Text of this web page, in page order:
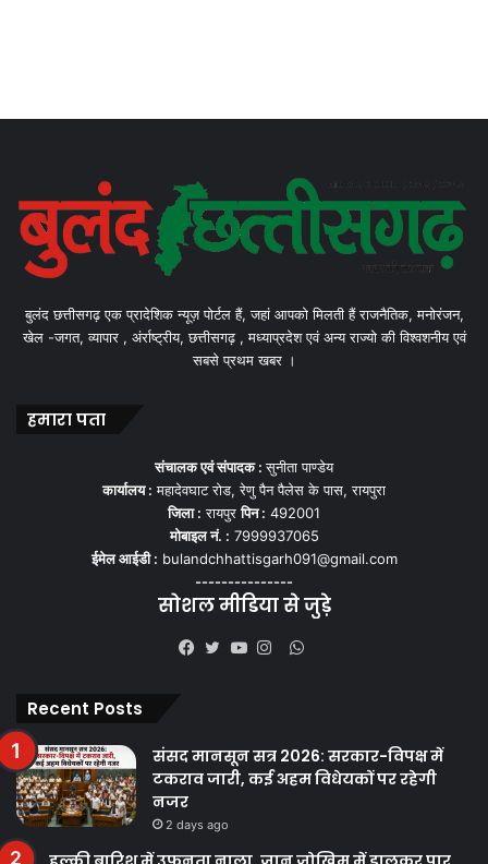
बुलंद छत्तीसगढ़ एक प्रादेशिक न्यूज़ पोर्टल हैं, जहां आपको मिलती हैं राजनैतिक, मनोरंजन,
खेल -जगत, व्यापार , अंर्राष्ट्रीय, छत्तीसगढ़ , मध्याप्रदेश एवं अन्य राज्यो की विश्वशनीय एवं
सबसे प्रथम खबर ।
हमारा पता
संचालक एवं संपादक :सुनीता पाण्डेय
कार्यालय : महादेवघाट रोड, रेणु पैन पैलेस के पास, रायपुरा
जिला : रायपुरपिन : 492001
मोबाइल नं. : 7999937065
ईमेल आईडी : bulandchhattisgarh091@gmail.com
---------------
सोशल मीडिया से जुड़े
WhatsApp
Recent Posts
संसद मानसून सत्र 2026: सरकार-विपक्ष में
टकराव जारी, कई अहम विधेयकों पर रहेगी
नजर
2 days ago